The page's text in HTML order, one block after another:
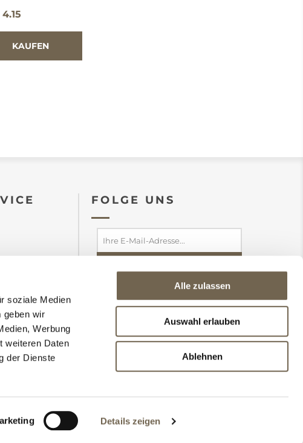
soziale Medien
geben wir
Werbung
weiteren Daten
der Dienste
Details zeigen
Alle zulassen
Auswahl erlauben
Ablehnen
FOLGE UNS
abbestellen
Ich stimme den
Datenschutzbedingungen
zu
vorbehalten.